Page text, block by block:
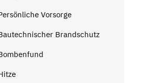
Vorsorge
Brandschutz